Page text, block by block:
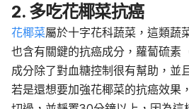
2. 多吃花椰菜抗癌
花椰菜屬於十字花科蔬菜，這類蔬
也含有關鍵的抗癌成分，蘿蔔硫素
成分除了對血糖控制很有幫助，並
若是還想要加強花椰菜的抗癌效果